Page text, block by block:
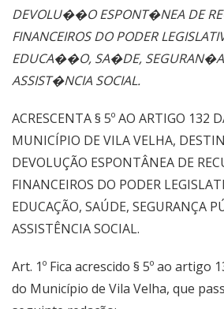
DEVOLU��O ESPONT�NEA DE
FINANCEIROS DO PODER
EDUCA��O, SA�DE,
ASSIST�NCIA SOCIAL.
ACRESCENTA § 5º AO ARTIGO 132
MUNICÍPIO DE VILA VELHA,
DEVOLUÇÃO ESPONTÂNEA DE
FINANCEIROS DO PODER
EDUCAÇÃO, SAÚDE, SEGURANÇA
ASSISTÊNCIA SOCIAL.
Art. 1º Fica acrescido § 5º ao artigo
do Município de Vila Velha, que